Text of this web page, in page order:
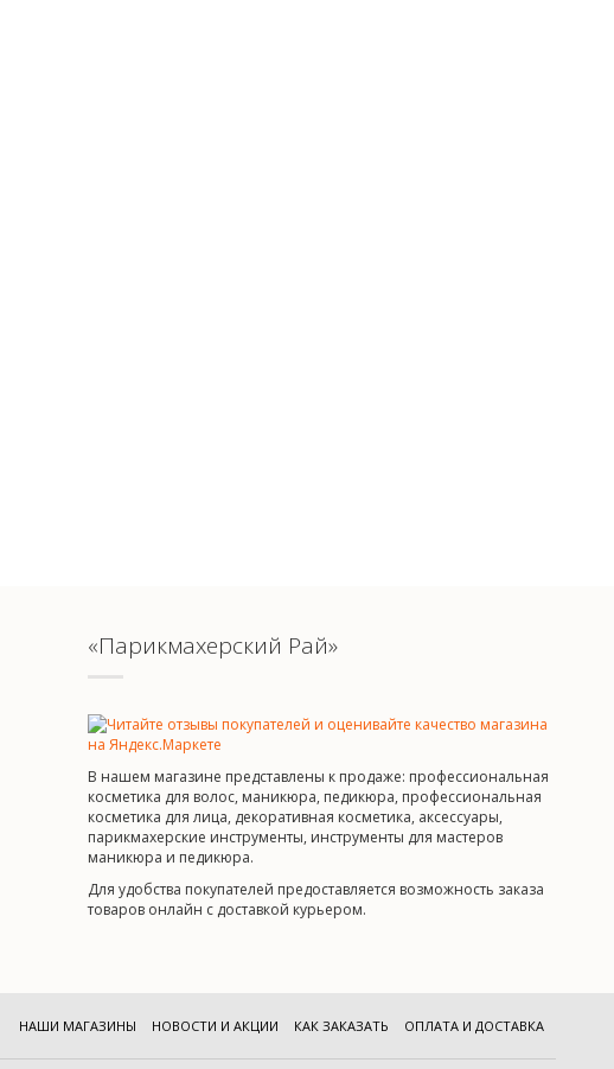
«Парикмахерский Рай»
В нашем магазине представлены к продаже: профессиональная
косметика для волос, маникюра, педикюра, профессиональная
косметика для лица, декоративная косметика, аксессуары,
парикмахерские инструменты, инструменты для мастеров
маникюра и педикюра.
Для удобства покупателей предоставляется возможность заказа
товаров онлайн с доставкой курьером.
НАШИ МАГАЗИНЫ НОВОСТИ И АКЦИИ КАК ЗАКАЗАТЬ ОПЛАТА И ДОСТАВКА